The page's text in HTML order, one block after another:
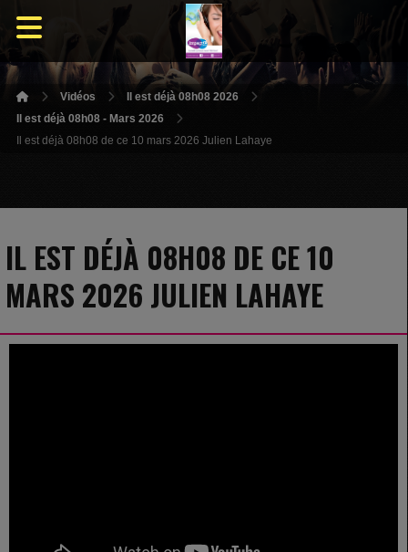
Vidéos
Il est déjà 08h08 2026
Il est déjà 08h08 - Mars 2026
Il est déjà 08h08 de ce 10 mars 2026 Julien Lahaye
IL EST DÉJÀ 08H08 DE CE 10
MARS 2026 JULIEN LAHAYE